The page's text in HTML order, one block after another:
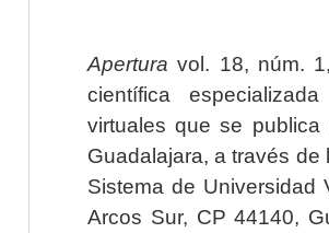
Apertura vol. 18, núm.
científica
virtuales que se
Guadalajara, a través
Sistema de Universidad
Arcos Sur, CP 44140,